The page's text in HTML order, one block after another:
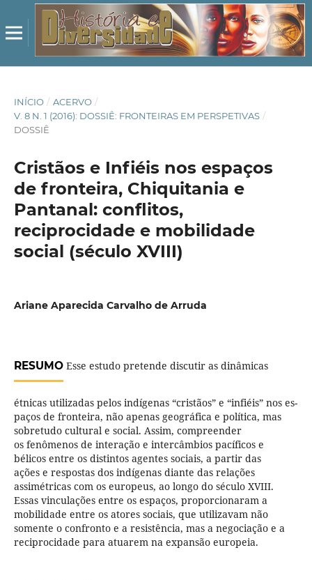
INÍCIO / ACERVO /
V. 8 N. 1 (2016): DOSSIÊ: FRONTEIRAS EM PERSPETIVAS /
DOSSIÊ
Cristãos e Infiéis nos espaços
de fronteira, Chiquitania e
Pantanal: conflitos,
reciprocidade e mobilidade
social (século XVIII)
Ariane Aparecida Carvalho de Arruda
RESUMOEsse estudo pretende discutir as dinâmicas
étnicas utilizadas pelos indígenas “cristãos” e “infiéis” nos es-
paços de fronteira, não apenas geográfica e política, mas
sobretudo cultural e social. Assim, compreender
os fenômenos de interação e intercâmbios pacíficos e
bélicos entre os distintos agentes sociais, a partir das
ações e respostas dos indígenas diante das relações
assimétricas com os europeus, ao longo do século XVIII.
Essas vinculações entre os espaços, proporcionaram a
mobilidade entre os atores sociais, que utilizavam não
somente o confronto e a resistência, mas a negociação e a
reciprocidade para atuarem na expansão europeia.